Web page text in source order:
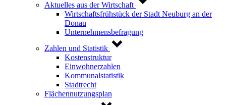
Aktuelles aus der Wirtschaft
Wirtschaftsfrühstück der Stadt Neuburg an der
Donau
Unternehmensbefragung
Zahlen und Statistik
Kostenstruktur
Einwohnerzahlen
Kommunalstatistik
Stadtrecht
Flächennutzungsplan